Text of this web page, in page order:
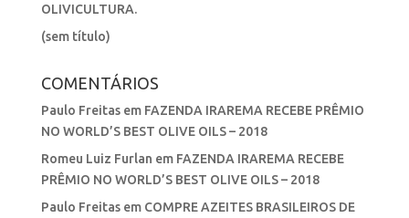
OLIVICULTURA.
(sem título)
COMENTÁRIOS
Paulo Freitasem FAZENDA IRAREMA RECEBE PRÊMIO
NO WORLD’S BEST OLIVE OILS – 2018
Romeu Luiz Furlan em FAZENDA IRAREMA RECEBE
PRÊMIO NO WORLD’S BEST OLIVE OILS – 2018
Paulo Freitasem COMPRE AZEITES BRASILEIROS DE